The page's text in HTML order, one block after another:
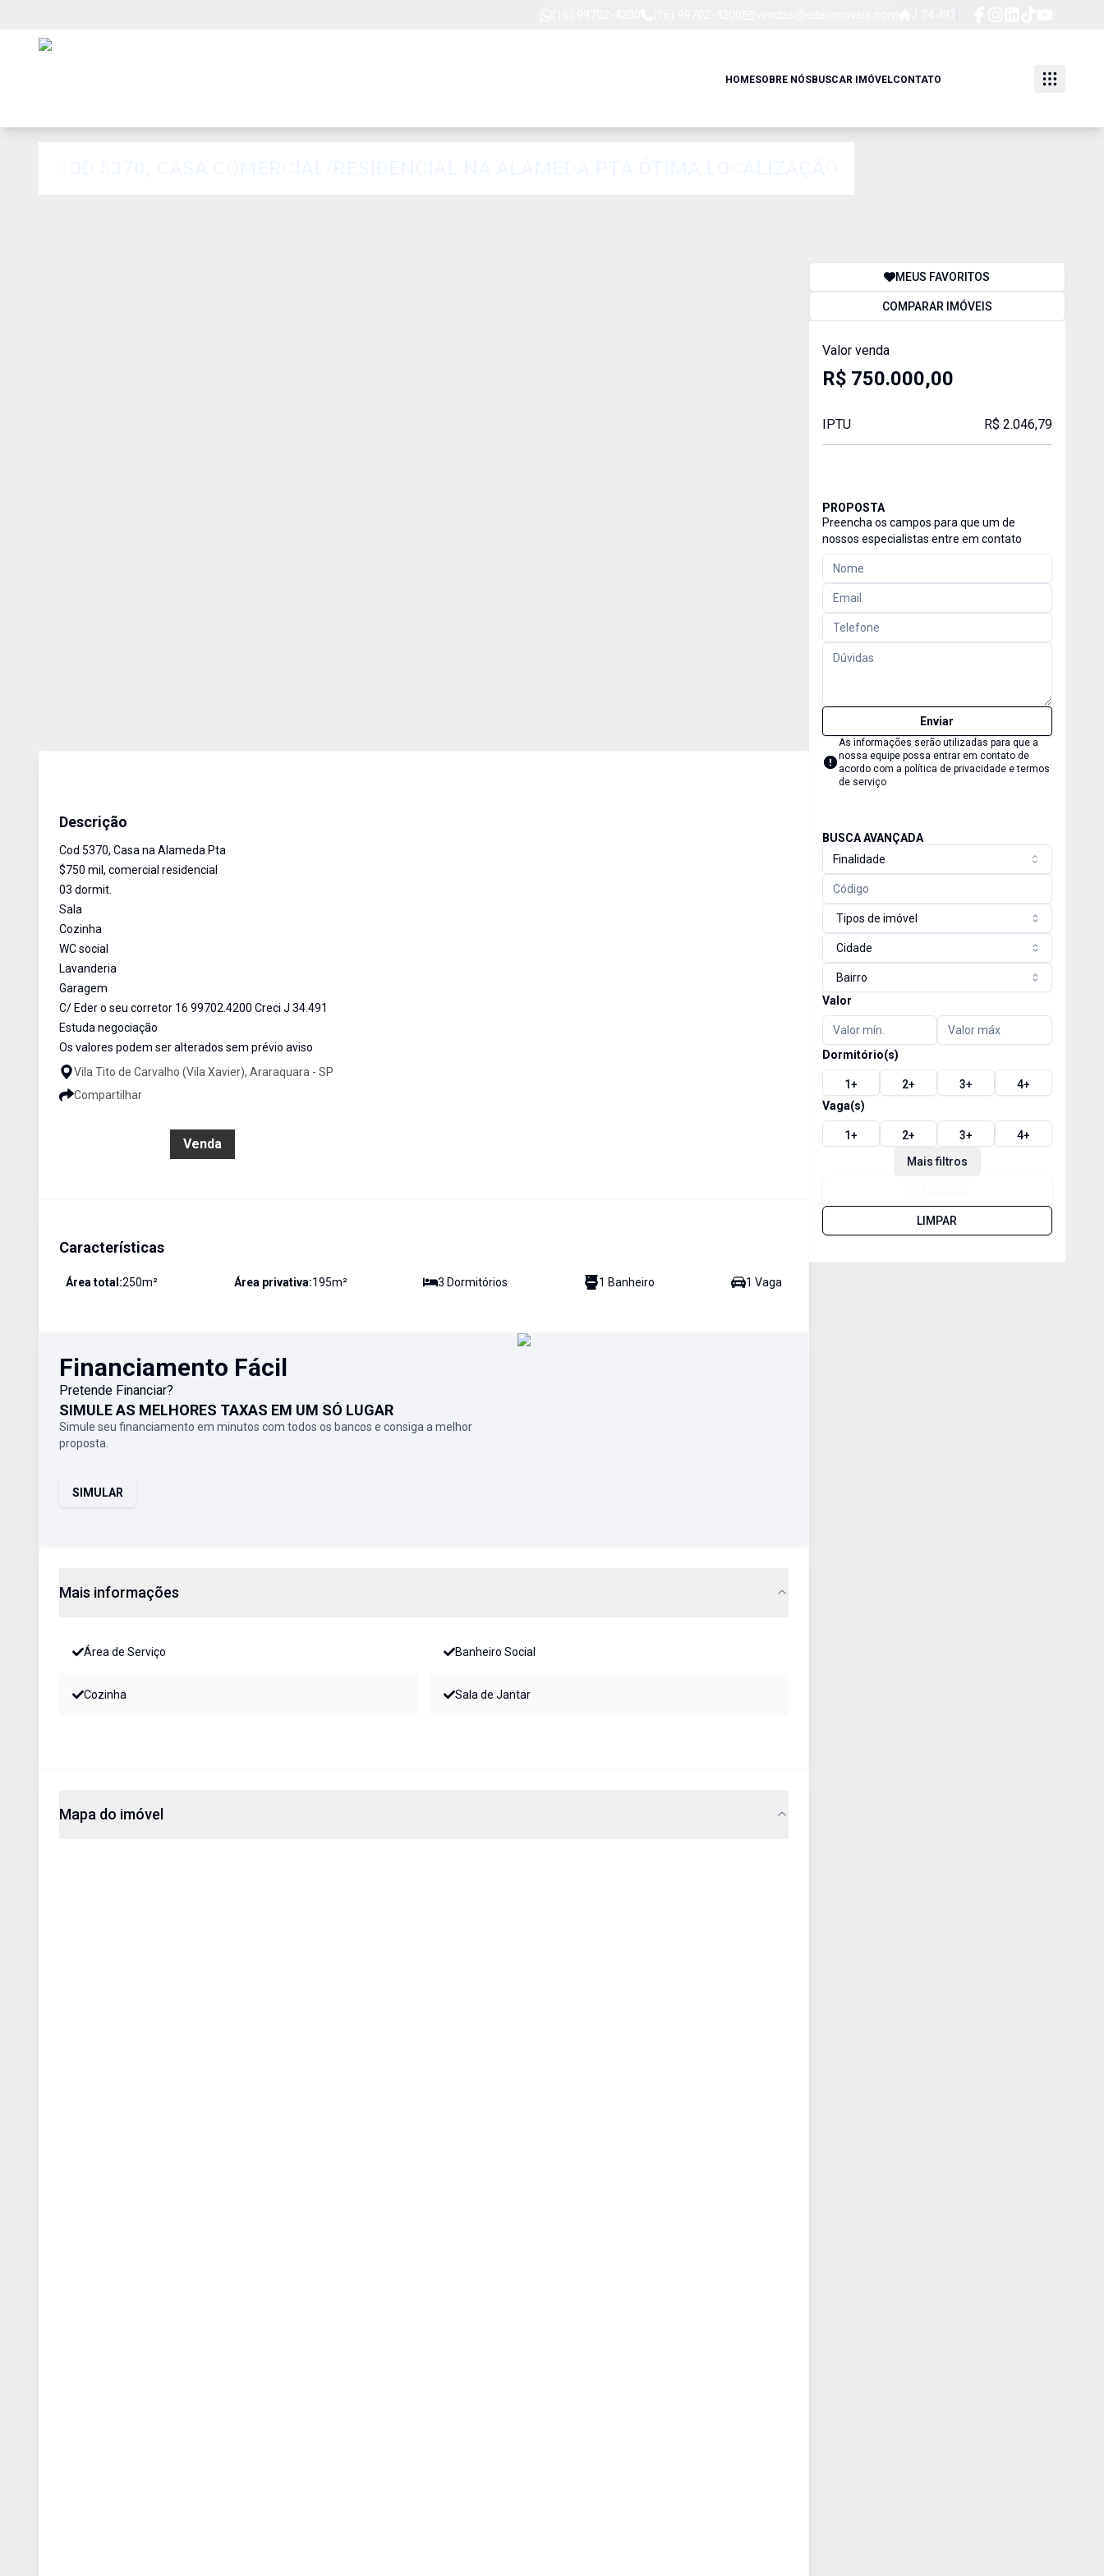
HOMESOBRE NÓSBUSCAR IMÓVELCONTATO
Descrição
Cod 5370, Casa na Alameda Pta
$750 mil, comercial residencial
03 dormit.
Sala
Cozinha
WC social
Lavanderia
Garagem
C/ Eder o seu corretor 16 99702.4200 Creci J 34.491
Estuda negociação
Os valores podem ser alterados sem prévio aviso
Vila Tito de Carvalho (Vila Xavier), Araraquara - SP
Compartilhar
Venda
Características
Área total:250m² Área privativa:195m² 3 Dormitórios 1 Banheiro 1 Vaga
Financiamento Fácil
Pretende Financiar?
SIMULE AS MELHORES TAXAS EM UM SÓ LUGAR
Simule seu financiamento em minutos com todos os bancos e consiga a melhor
proposta.
SIMULAR
Mais informações
Área de Serviço Banheiro Social
Cozinha Sala de Jantar
Mapa do imóvel
MEUS FAVORITOS
COMPARAR IMÓVEIS
Valor venda
R$ 750.000,00
IPTU R$ 2.046,79
PROPOSTA
Preencha os campos para que um de
nossos especialistas entre em contato
Enviar
As informações serão utilizadas para que a
nossa equipe possa entrar em contato de
acordo com a política de privacidade e termos
de serviço
BUSCA AVANÇADA
Finalidade
Tipos de imóvel
Cidade
Bairro
Valor
Dormitório(s)
1+ 2+ 3+ 4+
Vaga(s)
1+ 2+ 3+ 4+
Mais filtros
LIMPAR